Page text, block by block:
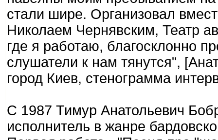
стали шире. Организовал
Николаем Чернявским, Театр
где я работаю, благосклонно
слушатели к нам тянутся",
город Киев, стенограмма
С 1987 Тимур Анатольевич
исполнитель в жанре